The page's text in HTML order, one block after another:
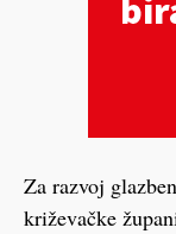
Za razvoj
križevačke